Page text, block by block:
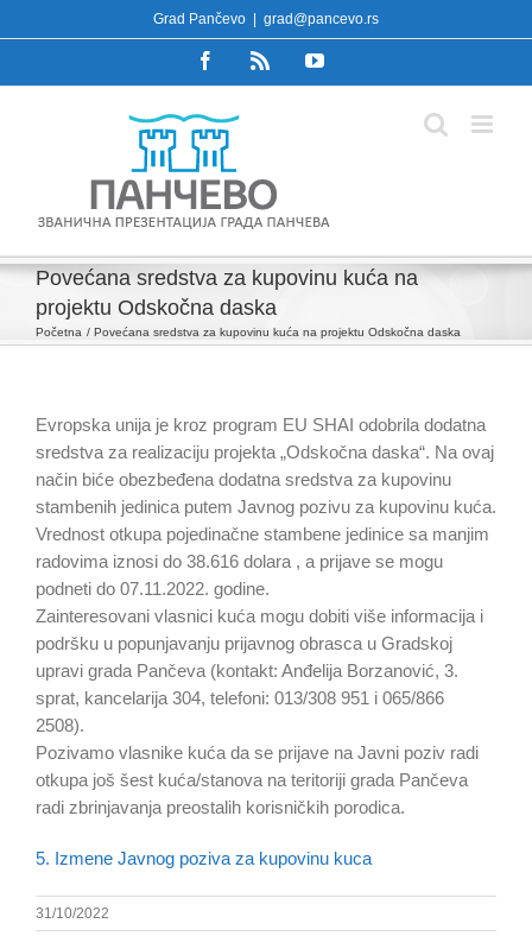
to
Grad Pančevo grad@pancevo.rs
FacebookRss YouTube
Povećana sredstva za kupovinu kuća na
projektu Odskočna daska
Početna Povećana sredstva za kupovinu kuća na projektu Odskočna daska
Evropska unija je kroz program EU SHAI odobrila dodatna
sredstva za realizaciju projekta „Odskočna daska“. Na ovaj
način biće obezbeđena dodatna sredstva za kupovinu
stambenih jedinica putem Javnog pozivu za kupovinu kuća.
Vrednost otkupa pojedinačne stambene jedinice sa manjim
radovima iznosi do 38.616 dolara , a prijave se mogu
podneti do 07.11.2022. godine.
Zainteresovani vlasnici kuća mogu dobiti više informacija i
podršku u popunjavanju prijavnog obrasca u Gradskoj
upravi grada Pančeva (kontakt: Anđelija Borzanović, 3.
sprat, kancelarija 304, telefoni: 013/308 951 i 065/866
2508).
Pozivamo vlasnike kuća da se prijave na Javni poziv radi
otkupa još šest kuća/stanova na teritoriji grada Pančeva
radi zbrinjavanja preostalih korisničkih porodica.
5. Izmene Javnog poziva za kupovinu kuca
31/10/2022